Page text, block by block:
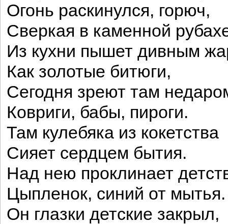
Огонь раскинулся, горюч,
Сверкая в каменной
Из кухни пышет дивным
Как золотые битюги,
Сегодня зреют там
Ковриги, бабы, пироги.
Там кулебяка из кокетства
Сияет сердцем бытия.
Над нею проклинает
Цыпленок, синий от мытья.
Он глазки детские закрыл,